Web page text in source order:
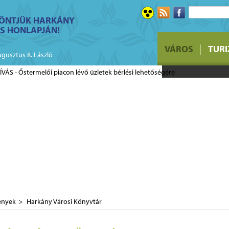
HARKÁNY
HONLAPJÁN!
8. László VÁROS
FELHÍVÁS -
üzletek
Harkány Városi Könyvtár